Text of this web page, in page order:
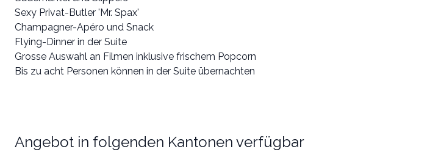
Sexy Privat-Butler 'Mr. Spax'
Champagner-Apéro und Snack
Flying-Dinner in der Suite
Grosse Auswahl an Filmen inklusive frischem Popcorn
Bis zu acht Personen können in der Suite übernachten
Angebot in folgenden Kantonen verfügbar